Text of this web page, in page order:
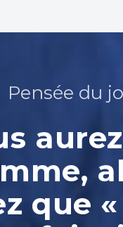
Pensée du
que